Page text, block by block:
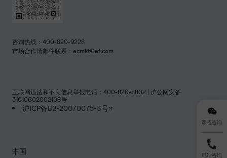
隐私政策
课程咨询
电话咨询